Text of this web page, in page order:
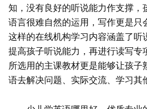
知，没有良好的听说能力作支撑，
语言很难自然的运用，写作更是只
这样的在线机构学习内容涵盖了听
提高孩子听说能力，再进行读写专
所选用的主课教材更是能够让孩子
语去解决问题、实际交流、学习其